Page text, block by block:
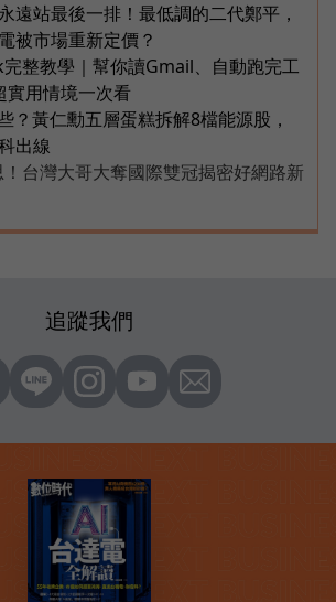
遠站最後一排！最低調的二代鄭平，
被市場重新定價？
整教學｜幫你讀Gmail、自動跑完工
實用情境一次看
？黃仁勳五層蛋糕拆解8檔能源股，
出線
台灣大哥大奪國際雙冠揭密好網路新
追蹤我們